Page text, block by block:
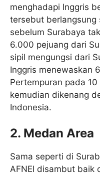
menghadapi Inggris
tersebut berlangsung
sebelum Surabaya
6.000 pejuang dari
sipil mengungsi dari
Inggris menewaskan
Pertempuran pada
kemudian dikenang
Indonesia.
2. Medan Area
Sama seperti di
AFNEI disambut baik